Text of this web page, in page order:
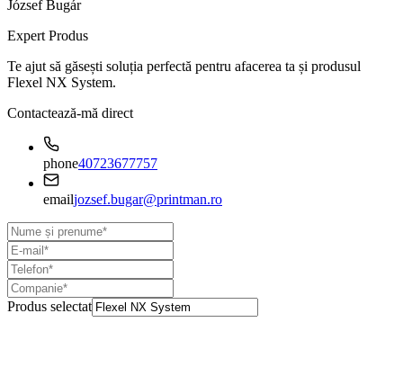
József Bugár
Expert Produs
Te ajut să găsești soluția perfectă pentru afacerea ta și produsul
Flexel NX System.
Contactează-mă direct
phone40723677757
emailjozsef.bugar@printman.ro
Produs selectat